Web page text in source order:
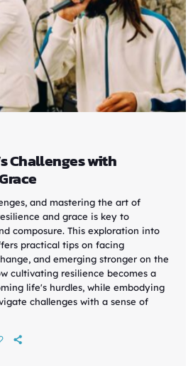
Challenges with
and mastering the art of
and grace is key to
composure. This exploration into
practical tips on facing
and emerging stronger on the
cultivating resilience becomes a
life's hurdles, while embodying
challenges with a sense of